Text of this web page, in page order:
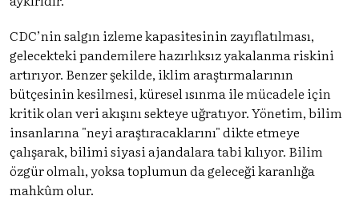
CDC’nin salgın izleme kapasitesinin zayıflatılması,
gelecekteki pandemilere hazırlıksız yakalanma riskini
artırıyor. Benzer şekilde, iklim araştırmalarının
bütçesinin kesilmesi, küresel ısınma ile mücadele için
kritik olan veri akışını sekteye uğratıyor. Yönetim, bilim
insanlarına "neyi araştıracaklarını" dikte etmeye
çalışarak, bilimi siyasi ajandalara tabi kılıyor. Bilim
özgür olmalı, yoksa toplumun da geleceği karanlığa
mahkûm olur.